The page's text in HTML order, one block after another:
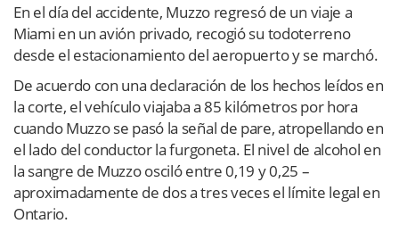
En el día del accidente, Muzzo regresó de un viaje a
Miami en un avión privado, recogió su todoterreno
desde el estacionamiento del aeropuerto y se marchó.
De acuerdo con una declaración de los hechos leídos en
la corte, el vehículo viajaba a 85 kilómetros por hora
cuando Muzzo se pasó la señal de pare, atropellando en
el lado del conductor la furgoneta. El nivel de alcohol en
la sangre de Muzzo osciló entre 0,19 y 0,25 –
aproximadamente de dos a tres veces el límite legal en
Ontario.